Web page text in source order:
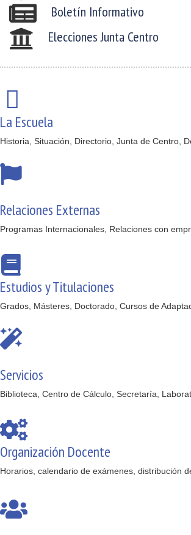
Boletín Informativo
Elecciones Junta Centro
La Escuela
Historia, Situación, Directorio, Junta de Centro,
Relaciones Externas
Programas Internacionales, Relaciones con
Estudios y Titulaciones
Grados, Másteres, Doctorado, Cursos de
Servicios
Biblioteca, Centro de Cálculo, Secretaría,
Organización Docente
Horarios, calendario de exámenes, distribución